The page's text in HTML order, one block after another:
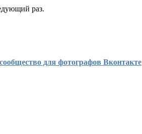
раз.
сообщество для фотографов Вконтакте